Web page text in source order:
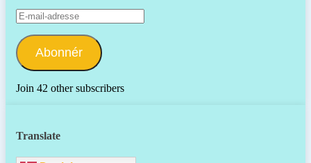
E-
mail-
adresse
Abonnér
Join 42 other subscribers
Translate